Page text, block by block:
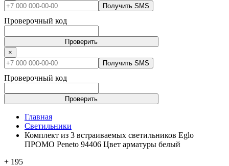
Получить SMS
Проверочный код
Проверить
×
Получить SMS
Проверочный код
Проверить
Главная
Светильники
Комплект из 3 встраиваемых светильников Eglo
ПРОМО Peneto 94406 Цвет арматуры белый
+ 195